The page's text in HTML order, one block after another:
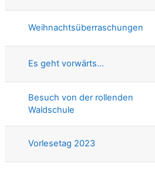
Weihnachtsüberraschungen
Es geht vorwärts...
Besuch von der rollenden
Waldschule
Vorlesetag 2023